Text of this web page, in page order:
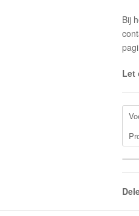
Bij
Let